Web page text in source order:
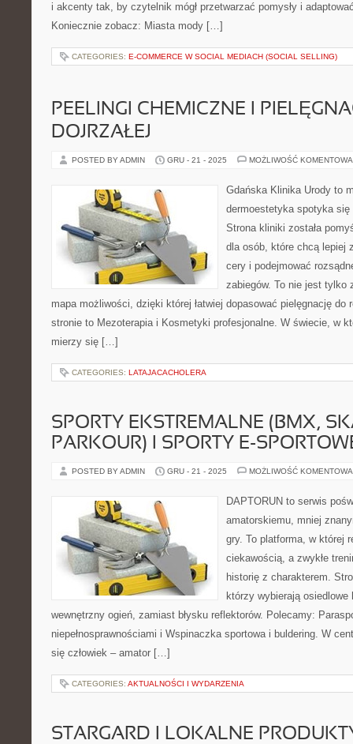
i akcenty tak, by czytelnik mógł przetwarzać pomysły i
Koniecznie zobacz: Miasta mody […]
CATEGORIES: E-COMMERCE W SOCIAL MEDIACH (SOCIAL SELLING)
PEELINGI CHEMICZNE I
DOJRZAŁEJ
POSTED BY ADMIN GRU - 21 - 2025 MOŻLIWOŚĆ
Gdańska Klinika Urody to
dermoestetyka spotyka
Strona kliniki została
dla osób, które chcą lepiej
cery i podejmować
zabiegów. To nie jest tylko
mapa możliwości, dzięki której łatwiej dopasować pielęgnację do
stronie to Mezoterapia i Kosmetyki profesjonalne. W świecie, w
mierzy się […]
CATEGORIES: LATAJACACHOLERA
SPORTY EKSTREMALNE (BMX,
PARKOUR) I SPORTY E-
POSTED BY ADMIN GRU - 21 - 2025 MOŻLIWOŚĆ
DAPTORUN to serwis
amatorskiemu, mniej
gry. To platforma, w której
ciekawością, a zwykłe
historię z charakterem.
którzy wybierają osiedlowe
wewnętrzny ogień, zamiast błysku reflektorów. Polecamy:
niepełnosprawnościami i Wspinaczka sportowa i buldering. W
się człowiek – amator […]
CATEGORIES: AKTUALNOŚCI I WYDARZENIA
STARGARD I LOKALNE